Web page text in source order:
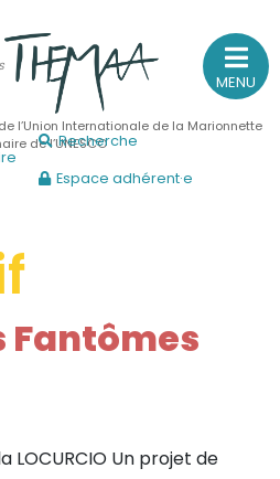
professionnelle)
des adhérents)
MENU
l’Union Internationale de la Marionnette
de l’UNESCO
Recherche
Espace adhérent·e
Fantômes
LOCURCIO Un projet de